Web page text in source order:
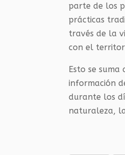
parte de los
prácticas
través de la
con el
Esto se
información
durante los
naturaleza,